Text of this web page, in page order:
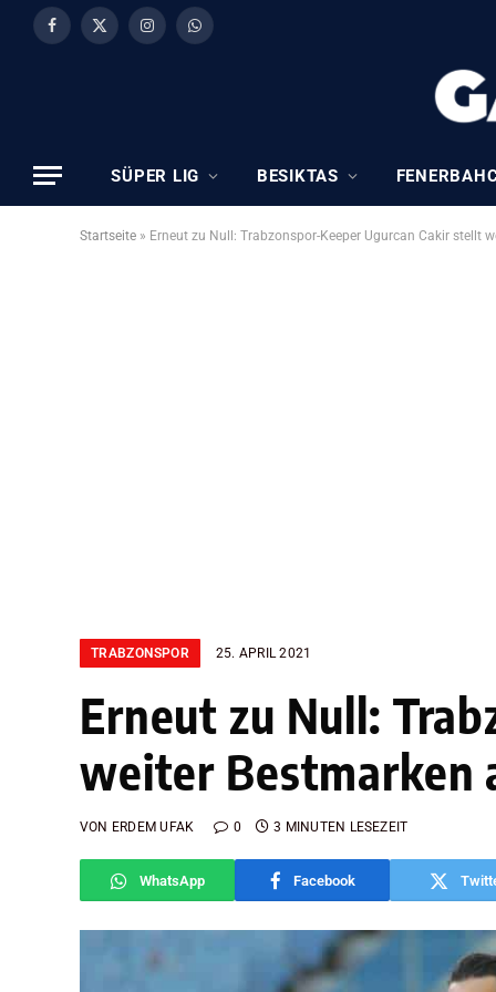
Facebook
X
InstagramWhatsApp
SÜPER LIG BESIKTAS
Startseite » Erneut zu Null: Trabzonspor-Keeper Ugurcan Cakir stellt
TRABZONSPOR 25. APRIL 2021
Erneut zu Null:
weiter Bestmarken
VON ERDEM UFAK 0 3 MINUTEN LESEZEIT
WhatsApp Facebook